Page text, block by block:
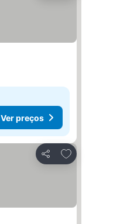
Ver preços
Partilhar
Adicionar